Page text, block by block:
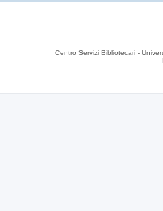
Centro Servizi Bibliotecari -